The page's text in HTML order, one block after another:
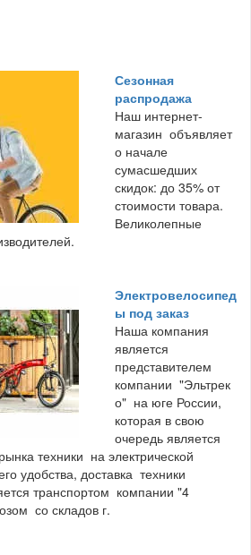
Сезонная
распродажа
Наш интернет-
магазин объявляет
о начале
сумасшедших
скидок: до 35% от
стоимости товара.
Великолепные
Электровелосипед
ы под заказ
Наша компания
является
представителем
компании "Эльтрек
о" на юге России,
которая в свою
очередь является
техники на электрической
удобства, доставка техники
транспортом компании "4
со складов г.